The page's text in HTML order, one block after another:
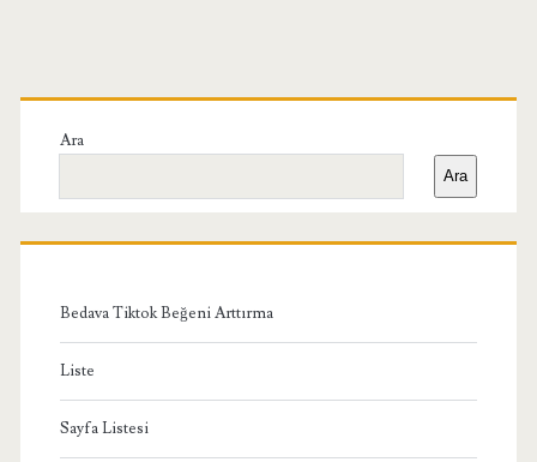
Birincil
Yan
Menü
Ara
Ara
Bedava Tiktok Beğeni Arttırma
Liste
Sayfa Listesi